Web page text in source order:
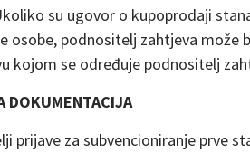
su ugovor o kupoprodaji
osobe, podnositelj zahtjeva može
kojom se određuje podnositelj
DOKUMENTACIJA
prijave za subvencioniranje prve